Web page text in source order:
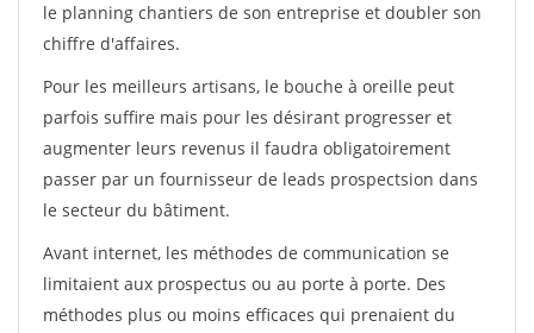
le planning chantiers de son entreprise et doubler son
chiffre d'affaires.
Pour les meilleurs artisans, le bouche à oreille peut
parfois suffire mais pour les désirant progresser et
augmenter leurs revenus il faudra obligatoirement
passer par un fournisseur de leads prospectsion dans
le secteur du bâtiment.
Avant internet, les méthodes de communication se
limitaient aux prospectus ou au porte à porte. Des
méthodes plus ou moins efficaces qui prenaient du